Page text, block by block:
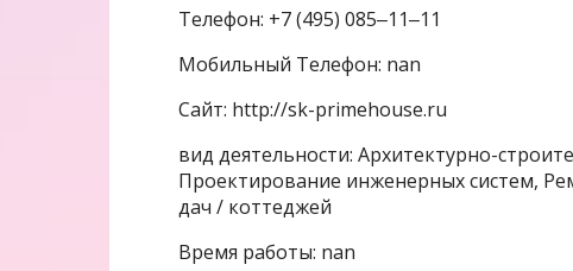
Телефон: +7 (495) 085‒11‒11
Мобильный Телефон: nan
Сайт: http://sk-primehouse.ru
вид деятельности: Архитектурно-
Проектирование инженерных систем,
дач / коттеджей
Время работы: nan